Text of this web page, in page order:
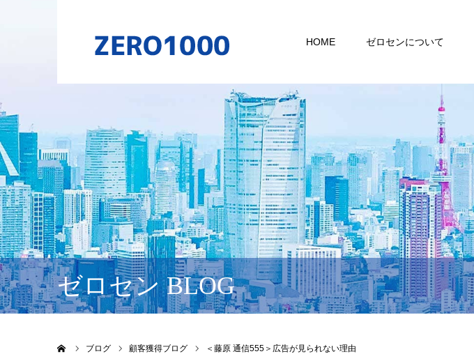
HOME ゼロセンについて
ゼロセン BLOG
ブログ 顧客獲得ブログ ＜藤原 通信555＞広告が見られない理由